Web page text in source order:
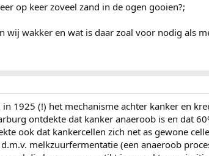
op keer zoveel zand in de ogen gooien?;
wij wakker en wat is daar zoal voor nodig als
1925 (!) het mechanisme achter kanker en
ontdekte dat kanker anaeroob is en dat
ook dat kankercellen zich net as gewone
melkzuurfermentatie (een anaeroob